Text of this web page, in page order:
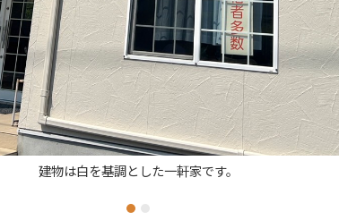
建物は白を基調とした一軒家です。